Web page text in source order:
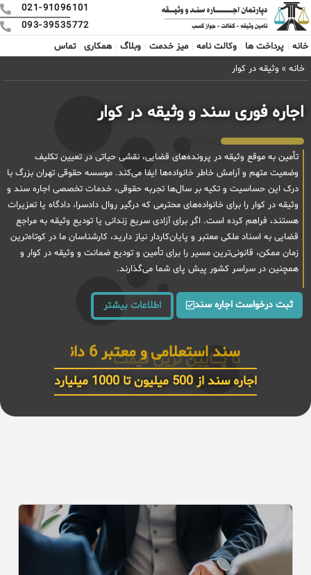
021-91096101
093-39535772
خانه
پرداخت ها وکالت نامه میز خدمت وبلاگ همکاری
تماس
خانه » وثیقه در کوار
اجاره فوری سند و وثیقه در کوار
تأمین به موقع وثیقه در پرونده‌های قضایی، نقشی حیاتی در تعیین تکلیف
وضعیت متهم و آرامش خاطر خانواده‌ها ایفا می‌کند. موسسه حقوقی تهران بزرگ با
درک این حساسیت و تکیه بر سال‌ها تجربه حقوقی، خدمات تخصصی اجاره سند و
وثیقه در کوار را برای خانواده‌های محترمی که درگیر روال دادسرا، دادگاه یا تعزیرات
هستند، فراهم کرده است. اگر برای آزادی سریع زندانی یا تودیع وثیقه به مراجع
قضایی به اسناد ملکی معتبر و پایان‌کاردار نیاز دارید، کارشناسان ما در کوتاه‌ترین
زمان ممکن، قانونی‌ترین مسیر را برای تأمین و تودیع ضمانت و وثیقه در کوار و
همچنین در سراسر کشور پیش پای شما می‌گذارند.
ثبت درخواست اجاره سند اطلاعات بیشتر
سند استعلامی و معتبر 6 دانـــگ
اجاره سند از 500 میلیون تا 1000 میلیارد